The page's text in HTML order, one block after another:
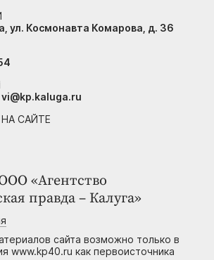
«Агентство
правда – Калуга»
сайта возможно только в
www.kp40.ru как первоисточника
ул. Космонавта Комарова, д. 36
САЙТЕ